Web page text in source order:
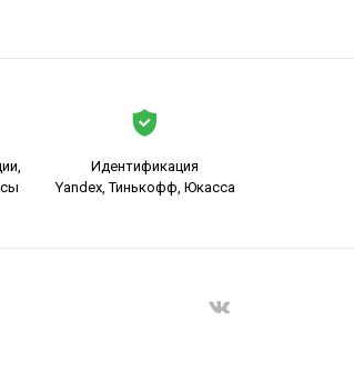
Идентификация
Yandex, Тинькофф, Юкасса